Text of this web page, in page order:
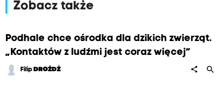
Zobacz także
Podhale chce ośrodka dla dzikich zwierząt.
„Kontaktów z ludźmi jest coraz więcej”
Filip DROŻDŻ share search